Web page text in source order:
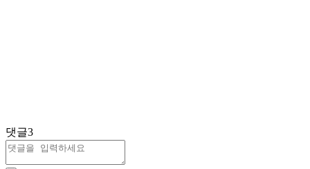
댓글3